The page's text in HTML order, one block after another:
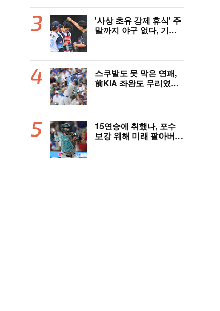
위 좋아지고 안정감 생겼
다" [오!쎈 대구]
'사상 초유 강제 휴식' 주
말까지 야구 없다, 기록
시 개시 [공식발표]
스쿠발도 못 막은 연패,
前KIA 좌완도 무리였
패 수렁 [LAD 리뷰]
15연승에 취했나, 포수
보강 위해 미래 팔아버린